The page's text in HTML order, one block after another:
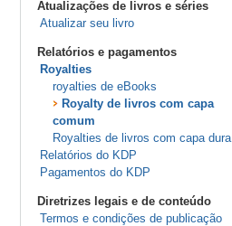
Atualizações de livros e séries
Atualizar seu livro
Relatórios e pagamentos
Royalties
royalties de eBooks
Royalty de livros com capa
comum
Royalties de livros com capa dura
Relatórios do KDP
Pagamentos do KDP
Diretrizes legais e de conteúdo
Termos e condições de publicação